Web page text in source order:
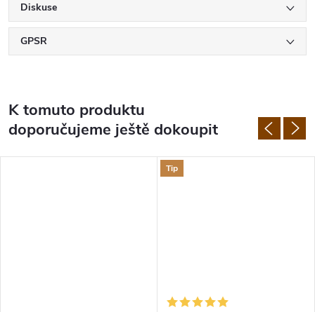
Diskuse
GPSR
K tomuto produktu
doporučujeme ještě dokoupit
Tip